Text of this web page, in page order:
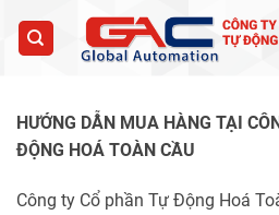
HƯỚNG DẪN MUA HÀNG TẠI
ĐỘNG HOÁ TOÀN CẦU
Công ty Cổ phần Tự Động Hoá